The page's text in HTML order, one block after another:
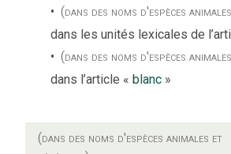
(dans des noms d'espèces
dans les unités lexicales de
(dans des noms d'espèces
dans l’article « blanc »
(dans des noms d'espèces animales et